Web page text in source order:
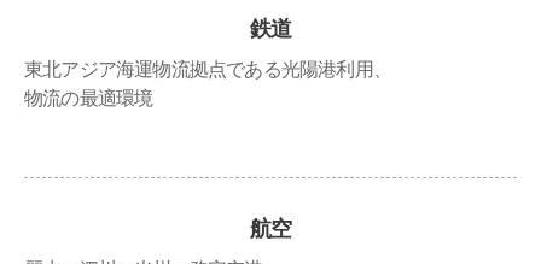
鉄道
東北アジア海運物流拠点である光陽港利用、
物流の最適環境
航空